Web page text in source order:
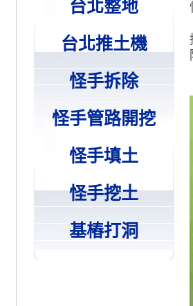
台北整地
台北推土機
怪手拆除
怪手管路開挖
怪手填土
怪手挖土
基樁打洞